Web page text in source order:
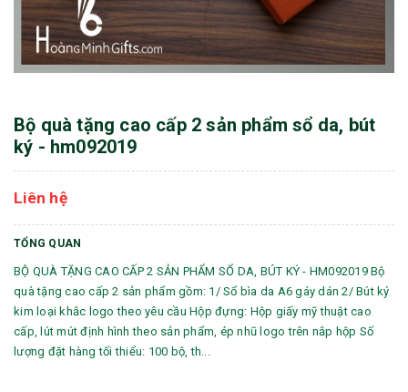
Bộ quà tặng cao cấp 2 sản phẩm sổ da, bút
ký - hm092019
Liên hệ
TỔNG QUAN
BỘ QUÀ TẶNG CAO CẤP 2 SẢN PHẨM SỔ DA, BÚT KÝ - HM092019 Bộ
quà tặng cao cấp 2 sản phẩm gồm: 1/ Sổ bìa da A6 gáy dán 2/ Bút ký
kim loại khắc logo theo yêu cầu Hộp đựng: Hộp giấy mỹ thuật cao
cấp, lút mút định hình theo sản phẩm, ép nhũ logo trên nắp hộp Số
lượng đặt hàng tối thiểu: 100 bộ, th...